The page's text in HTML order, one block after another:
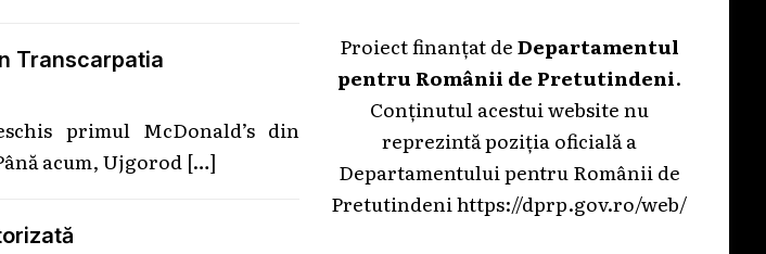
Transcarpatia
primul McDonald’s din
acum, Ujgorod […]
Proiect finanțat deDepartamentul
pentru Românii de Pretutindeni.
Conținutul acestui website nu
reprezintă poziția oficială a
Departamentului pentru Românii de
Pretutindenihttps://dprp.gov.ro/web/